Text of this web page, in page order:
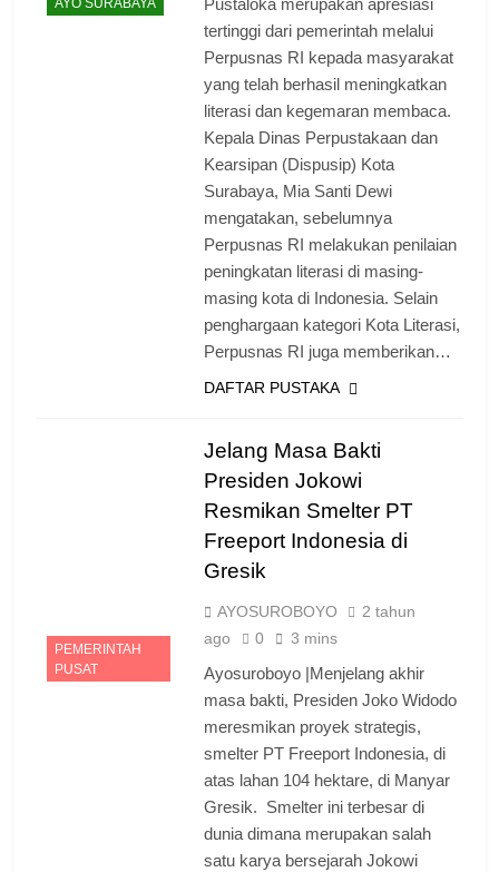
AYO SURABAYA
Pustaloka merupakan apresiasi
tertinggi dari pemerintah melalui
Perpusnas RI kepada masyarakat
yang telah berhasil meningkatkan
literasi dan kegemaran membaca.
Kepala Dinas Perpustakaan dan
Kearsipan (Dispusip) Kota
Surabaya, Mia Santi Dewi
mengatakan, sebelumnya
Perpusnas RI melakukan penilaian
peningkatan literasi di masing-
masing kota di Indonesia. Selain
penghargaan kategori Kota Literasi,
Perpusnas RI juga memberikan…
DAFTAR PUSTAKA
PEMERINTAH
PUSAT
Jelang Masa Bakti
Presiden Jokowi
Resmikan Smelter PT
Freeport Indonesia di
Gresik
AYOSUROBOYO
2 tahun
ago
0 3 mins
Ayosuroboyo |Menjelang akhir
masa bakti, Presiden Joko Widodo
meresmikan proyek strategis,
smelter PT Freeport Indonesia, di
atas lahan 104 hektare, di Manyar
Gresik. Smelter ini terbesar di
dunia dimana merupakan salah
satu karya bersejarah Jokowi